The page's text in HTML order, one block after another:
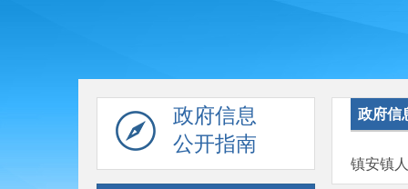
政府信息
公开指南
政府信
镇安镇